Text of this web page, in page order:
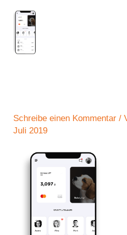
Inhalt
springen
Schreibe einen Kommentar /
Juli 2019